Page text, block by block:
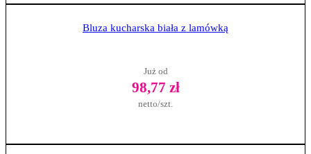
Bluza kucharska biała z lamówką
Już od
98,77 zł
netto/szt.